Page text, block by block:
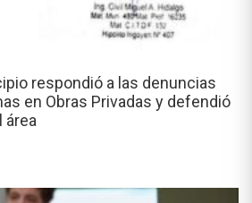
respondió a las denuncias
en Obras Privadas y defendió
área